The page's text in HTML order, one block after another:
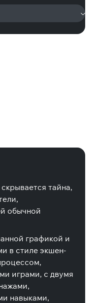
тайна,
обычной
графикой и
в стиле экшен-
играми, с двумя
навыками,